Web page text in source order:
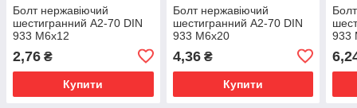
Болт нержавіючий
шестигранний А2-70 DIN
933 М6х12
2,76 ₴
Купити
Болт нержавіючий
шестигранний А2-70 DIN
933 М6х20
4,36₴
Купити
933